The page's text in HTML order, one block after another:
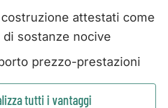
attestati come
di sostanze nocive
prezzo-prestazioni
tutti i vantaggi